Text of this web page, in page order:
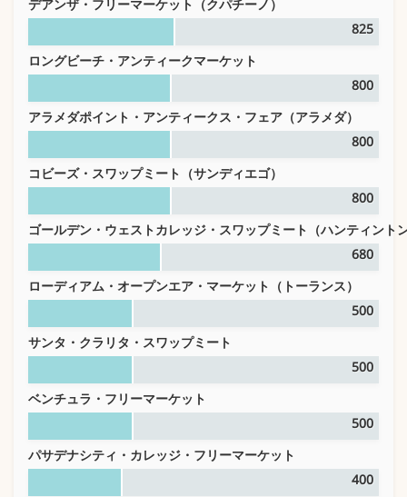
デアンザ・フリーマーケット（クパチーノ）
825
ロングビーチ・アンティークマーケット
800
アラメダポイント・アンティークス・フェア（アラメダ）
800
コビーズ・スワップミート（サンディエゴ）
800
ゴールデン・ウェストカレッジ・スワップミート（ハンティント
680
ローディアム・オープンエア・マーケット（トーランス）
500
サンタ・クラリタ・スワップミート
500
ベンチュラ・フリーマーケット
500
パサデナシティ・カレッジ・フリーマーケット
400